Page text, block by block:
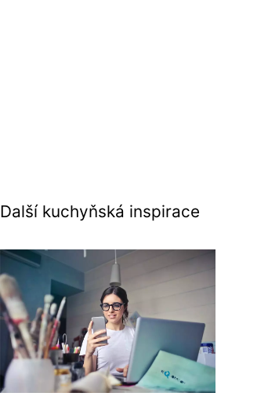
Další kuchyňská inspirace